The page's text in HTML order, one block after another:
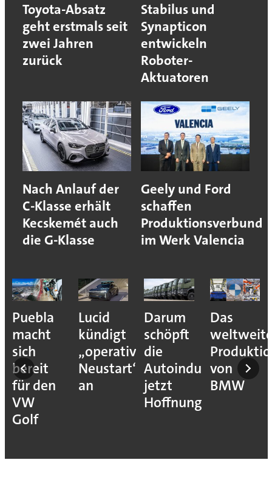
Toyota-Absatz
geht erstmals seit
zwei Jahren
zurück
Stabilus und
Synapticon
entwickeln
Roboter-
Aktuatoren
Nach Anlauf der
C-Klasse erhält
Kecskemét auch
die G-Klasse
Geely und Ford
schaffen
Produktionsverbund
im Werk Valencia
Puebla
macht
sich
bereit
für den
VW
Golf
Lucid
kündigt
„operativen
Neustart“
an
Darum
schöpft
die
Autoindustrie
jetzt
Hoffnung
Das
von
BMW